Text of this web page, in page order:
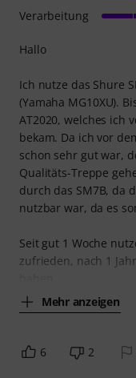
Hallo
Ich nutze das Shure
(Yamaha MG10XU).
AT2020, welches ich
bekam. Da ich vor
schon sehr gut war,
Qualitäts-Treppe
durch das SM7B, da
nutzbar war, da es
Seit gut 1 Woche
zufrieden, nach 1
Mehr anzeigen
Verarbeitung
6 2